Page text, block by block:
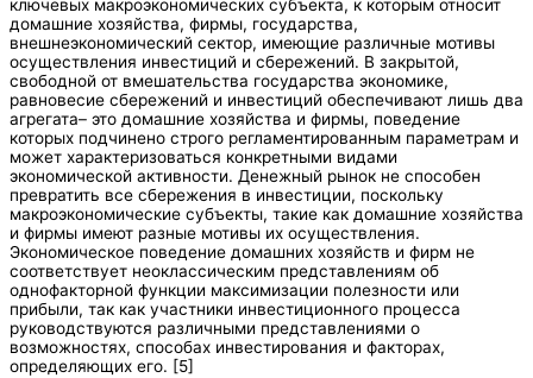
ключевых макроэкономических субъекта, к которым относит
домашние хозяйства, фирмы, государства,
внешнеэкономический сектор, имеющие различные мотивы
осуществления инвестиций и сбережений. В закрытой,
свободной от вмешательства государства экономике,
равновесие сбережений и инвестиций обеспечивают лишь два
агрегата– это домашние хозяйства и фирмы, поведение
которых подчинено строго регламентированным параметрам и
может характеризоваться конкретными видами
экономической активности. Денежный рынок не способен
превратить все сбережения в инвестиции, поскольку
макроэкономические субъекты, такие как домашние хозяйства
и фирмы имеют разные мотивы их осуществления.
Экономическое поведение домашних хозяйств и фирм не
соответствует неоклассическим представлениям об
однофакторной функции максимизации полезности или
прибыли, так как участники инвестиционного процесса
руководствуются различными представлениями о
возможностях, способах инвестирования и факторах,
определяющих его. [5]